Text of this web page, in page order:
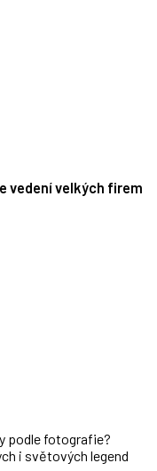
vedení velkých firem
podle fotografie?
i světových legend